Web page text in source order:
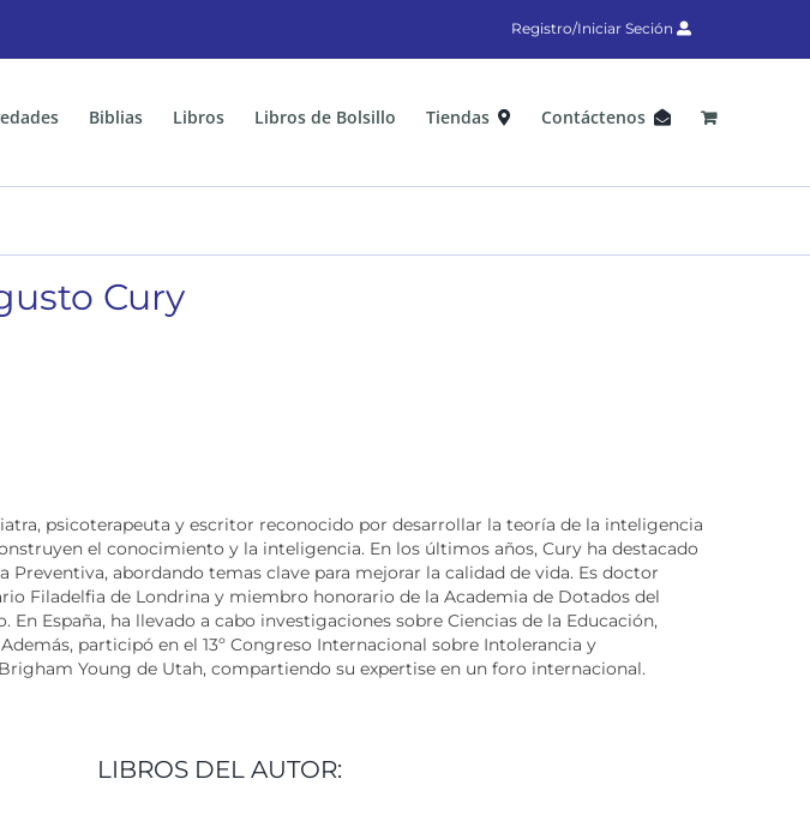
Registro/Iniciar Seción
Biblias Libros Libros de Bolsillo Tiendas Contáctenos
Cury
psicoterapeuta y escritor reconocido por desarrollar la teoría de la inteligencia
el conocimiento y la inteligencia. En los últimos años, Cury ha destacado
abordando temas clave para mejorar la calidad de vida. Es doctor
Filadelfia de Londrina y miembro honorario de la Academia de Dotados del
España, ha llevado a cabo investigaciones sobre Ciencias de la Educación,
participó en el 13º Congreso Internacional sobre Intolerancia y
Young de Utah, compartiendo su expertise en un foro internacional.
LIBROS DEL AUTOR: